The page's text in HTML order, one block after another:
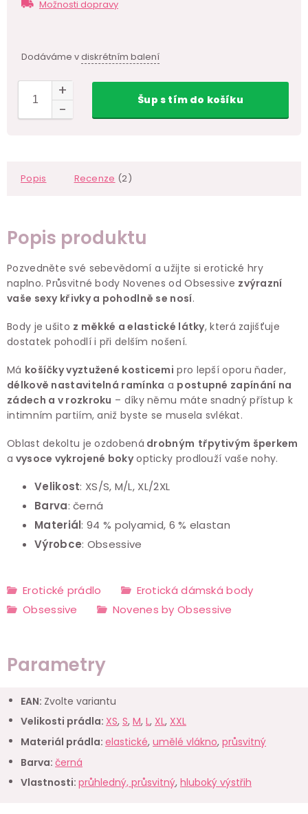
Možnosti dopravy
Dodáváme vdiskrétním balení
Šups tímdo košíku
Popis Recenze (2)
Popis produktu
Pozvedněte své sebevědomí a užijte si erotické hry
naplno. Průsvitné body Novenes od Obsessive zvýrazní
vaše sexy křivky a pohodlně se nosí.
Body je ušito z měkké a elastické látky, která zajišťuje
dostatek pohodlí i při delším nošení.
Má košíčky vyztužené kosticemi pro lepší oporu ňader,
délkově nastavitelná ramínka a postupné zapínání na
zádech a v rozkroku – díky němu máte snadný přístup k
intimním partiím, aniž byste se musela svlékat.
Oblast dekoltu je ozdobená drobným třpytivým šperkem
a vysoce vykrojené bokyopticky prodlouží vaše nohy.
Velikost: XS/S, M/L, XL/2XL
Barva: černá
Materiál: 94 % polyamid, 6 % elastan
Výrobce: Obsessive
Erotické prádlo
Erotická dámská body
Obsessive
Novenes by Obsessive
Parametry
EAN: Zvolte variantu
Velikosti prádla: XS, S, M, L, XL, XXL
Materiál prádla: elastické, umělé vlákno, průsvitný
Barva: černá
Vlastnosti: průhledný, průsvitný, hluboký výstřih